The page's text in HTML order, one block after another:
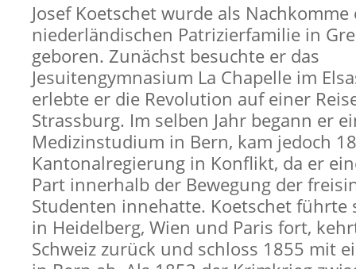
Josef Koetschet wurde als Nachkomme
niederländischen Patrizierfamilie in
geboren. Zunächst besuchte er das
Jesuitengymnasium La Chapelle im
erlebte er die Revolution auf einer
Strassburg. Im selben Jahr begann er
Medizinstudium in Bern, kam jedoch
Kantonalregierung in Konflikt, da er
Part innerhalb der Bewegung der
Studenten innehatte. Koetschet führte
in Heidelberg, Wien und Paris fort,
Schweiz zurück und schloss 1855 mit